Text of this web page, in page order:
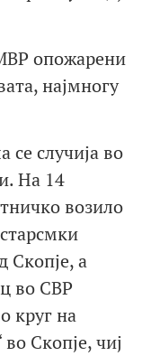
опожарени
најмногу
се случија во
На 14
возило
Скопје, а
во СВР
круг на
Скопје, чиј